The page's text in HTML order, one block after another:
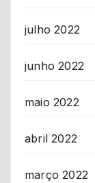
julho 2022
junho 2022
maio 2022
abril 2022
março 2022